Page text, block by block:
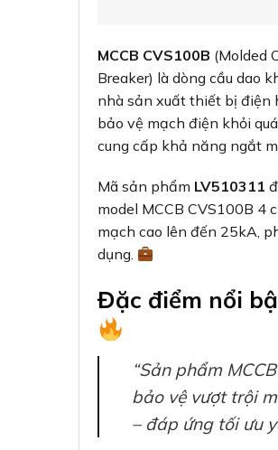
MCCB CVS100B (Molded
Breaker) là dòng cầu dao
nhà sản xuất thiết bị điện
bảo vệ mạch điện khỏi
cung cấp khả năng ngắt
Mã sản phẩm LV510311
model MCCB CVS100B 4
mạch cao lên đến 25kA,
dụng.
Đặc điểm nổi
“Sản phẩm
bảo vệ vượt trội
– đáp ứng tối ưu